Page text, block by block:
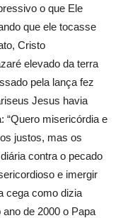
o que Ele
que ele tocasse
Cristo
elevado da terra
pela lança fez
Jesus havia
“Quero misericórdia e
justos, mas os
contra o pecado
e imergir
cega como dizia
de 2000 o Papa